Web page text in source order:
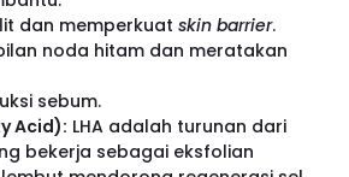
dan memperkuat skin barrier.
noda hitam dan meratakan
sebum.
Acid): LHA adalah turunan dari
bekerja sebagai eksfolian